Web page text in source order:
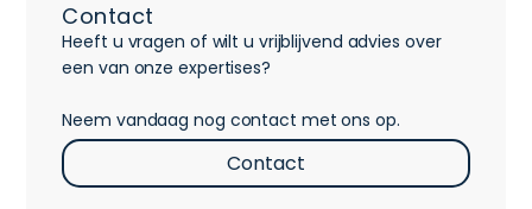
Contact
Heeft u vragen of wilt u vrijblijvend advies over
een van onze expertises?
Neem vandaag nog contact met ons op.
Contact